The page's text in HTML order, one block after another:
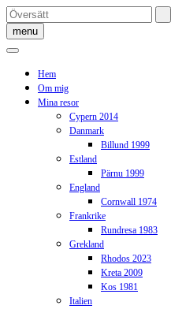
Skip
to
content
menu
Hem
Om mig
Mina resor
Cypern 2014
Danmark
Billund 1999
Estland
Pärnu 1999
England
Cornwall 1974
Frankrike
Rundresa 1983
Grekland
Rhodos 2023
Kreta 2009
Kos 1981
Italien